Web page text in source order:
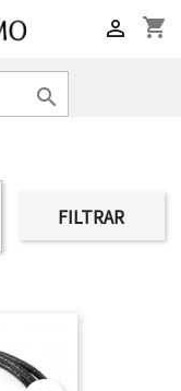
shopping_cart


FILTRAR
in your wish